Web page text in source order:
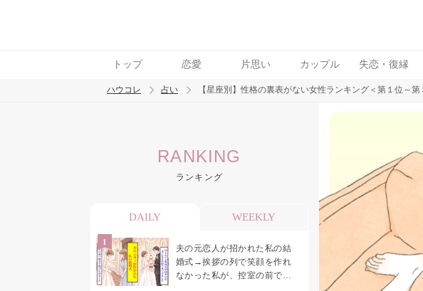
トップ 恋愛 片思い カップル 失恋・復縁
トレンド ワード
ハウコレ 占い 【星座別】性格の裏表がない女性ランキング＜第１位～第
RANKING
ランキング
DAILY WEEKLY
夫の元恋人が招かれた私の結
婚式→挨拶の列で笑顔を作れ
なかった私が、控室の前で彼